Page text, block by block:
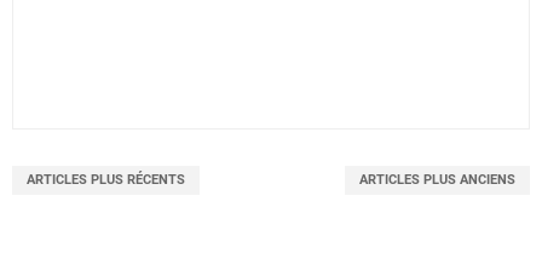
ARTICLES PLUS RÉCENTS ARTICLES PLUS ANCIENS